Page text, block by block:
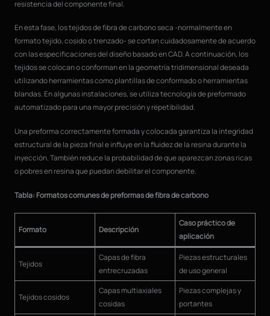
resistencia del componente final.
En esta fase, los tejidos de fibra de carbono seca -normalmente en
formato tejido, cosido o trenzado- se cortan cuidadosamente de acuerdo
con las especificaciones del diseño basado en CAD. A continuación, los
tejidos se colocan o conforman en la geometría tridimensional deseada
utilizando herramientas como plantillas de conformado o herramientas
blandas. En algunas instalaciones, se utiliza tecnología de preformado
automatizado para una mayor precisión y repetibilidad.
Una preforma correctamente formada y colocada garantiza la integridad
estructural de la pieza final e influye en la fluidez de la resina durante la
inyección. También reduce la probabilidad de que aparezcan zonas ricas
o pobres en resina que puedan debilitar el componente.
Tabla: Formatos comunes de preformas de fibra de carbono
Formato Descripción
Caso práctico de
aplicación
Tejidos
Capas de fibra
entrecruzadas
Piezas estructurales
de uso general
Tejidos cosidos
Capas multiaxiales
cosidas
Piezas complejas y
portantes